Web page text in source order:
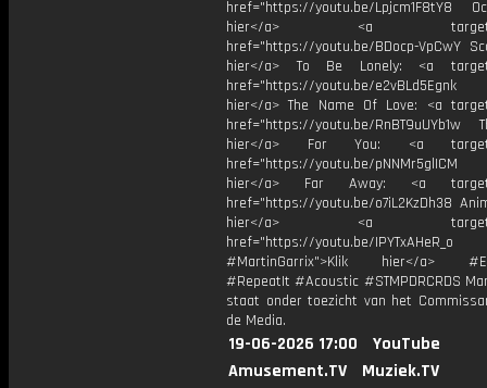
href="https://youtu.be/Lpjcm1F8tY8
hier</a> <a
href="https://youtu.be/BDocp-VpCwY
hier</a> To Be Lonely: <a
href="https://youtu.be/
hier</a> The Name Of Love: <a
href="https://youtu.be/RnBT9uUYb1w
hier</a> For You: <a
href="https://youtu.be/
hier</a> Far Away: <a
href="https://youtu.be/o7iL2KzDh38
hier</a> <a
href="https://youtu.be/IPYTxAHeR_o
#MartinGarrix">Klik hier</a>
#RepeatIt #Acoustic #STMPDRCRDS
staat onder toezicht van het
de Media.
19-06-2026 17:00
YouTube
Amusement.TV
Muziek.TV